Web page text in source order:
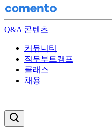
Q&A 콘텐츠
커뮤니티
직무부트캠프
클래스
채용